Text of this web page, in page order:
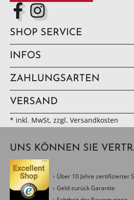
SHOP SERVICE
INFOS
ZAHLUNGSARTEN
VERSAND
* inkl. MwSt, zzgl. Versandkosten
UNS KÖNNEN SIE
Über 10 Jahre zertifizierter
Geld-zurück Garantie